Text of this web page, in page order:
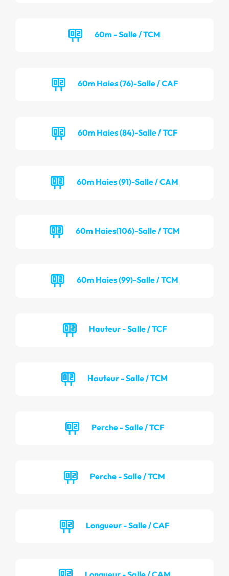
60m - Salle / TCM
60m Haies (76)-Salle / CAF
60m Haies (84)-Salle / TCF
60m Haies (91)-Salle / CAM
60m Haies(106)-Salle / TCM
60m Haies (99)-Salle / TCM
Hauteur - Salle / TCF
Hauteur - Salle / TCM
Perche - Salle / TCF
Perche - Salle / TCM
Longueur - Salle / CAF